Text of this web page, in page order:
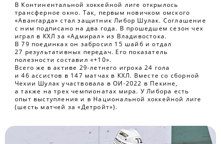
В Континентальной хоккейной лиге открылось
трансферное окно. Так, первым новичком омского
«Авангарда» стал защитник Либор Шулак. Соглашение
с ним подписано на два года. В прошедшем сезон чех
играл в КХЛ за «Адмирал» из Владивостока.
В 79 поединках он забросил 15 шайб и отдал
27 результативных передач. Его показатель
полезности составил «+10».
Всего же в активе 29-летнего игрока 24 гола
и 46 ассистов в 147 матчах в КХЛ. Вместе со сборной
Чехии Шулак участвовала в ОИ-2022 в Пекине,
а также на трех чемпионатах мира. У Либора есть
опыт выступления и в Национальной хоккейной лиге
(шесть матчей за «Детройт»).